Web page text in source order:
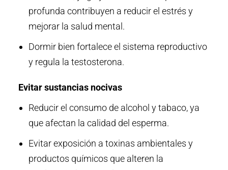
profunda contribuyen a reducir el estrés y
mejorar la salud mental.
Dormir bien fortalece el sistema reproductivo
y regula la testosterona.
Evitar sustancias nocivas
Reducir el consumo de alcohol y tabaco, ya
que afectan la calidad del esperma.
Evitar exposición a toxinas ambientales y
productos químicos que alteren la